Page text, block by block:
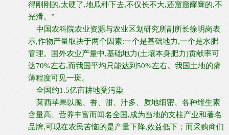
得刚刚的,太硬了,地瓜种下去,不仅长不大,还窟窟窿窿的,不
光滑。”
中国农科院农业资源与农业区划研究所副所长徐明岗表
示,作物产量取决于两个因素:一个是基础地力,一个是水肥
管理。国外农业产量中,基础地力(土壤本身肥力)贡献率可
达70%左右,而我国平均只能达到50%左右。我国土地的瘠
薄程度可见一斑。
全国约1.5亿亩耕地受污染
莱西苹果以脆、香、甜、汁多、质地细密、各种维生素
含量高、营养丰富而闻名全国,成为当地的支柱产业和著名
品牌,可现在农民苦恼的是产量下降,效益低下；而采购商们